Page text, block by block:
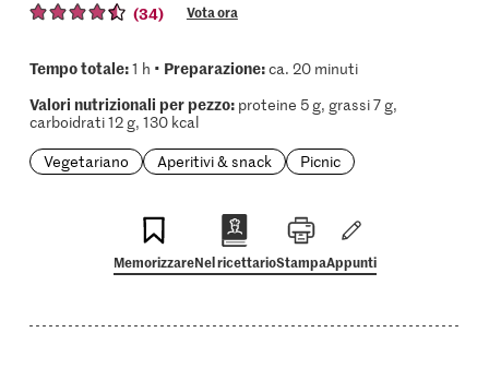
(34) Vota ora
Tempo totale:1 h • Preparazione:ca. 20 minuti
Valori nutrizionali per pezzo:proteine 5 g, grassi 7 g,
carboidrati 12 g, 130 kcal
Vegetariano
Aperitivi & snack Picnic
MemorizzareNel ricettarioStampaAppunti